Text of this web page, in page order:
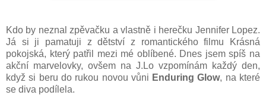
Kdo by neznal zpěvačku a vlastně i herečku Jennifer Lopez.
Já si ji pamatuji z dětství z romantického filmu Krásná
pokojská, který patřil mezi mé oblíbené. Dnes jsem spíš na
akční marvelovky, ovšem na J.Lo vzpomínám každý den,
když si beru do rukou novou vůni Enduring Glow, na které
se diva podílela.